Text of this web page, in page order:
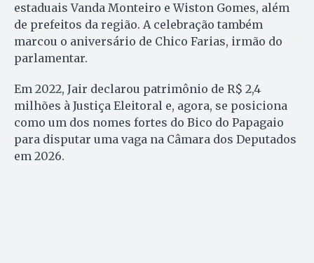
estaduais Vanda Monteiro e Wiston Gomes, além
de prefeitos da região. A celebração também
marcou o aniversário de Chico Farias, irmão do
parlamentar.
Em 2022, Jair declarou patrimônio de R$ 2,4
milhões à Justiça Eleitoral e, agora, se posiciona
como um dos nomes fortes do Bico do Papagaio
para disputar uma vaga na Câmara dos Deputados
em 2026.